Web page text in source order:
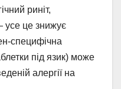
риніт,
усе це знижує
специфічна
під язик) може
алергії на